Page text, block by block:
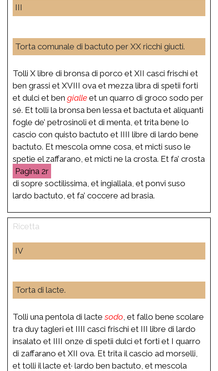
III
Torta comunale di bactuto per XX ricchi giucti.
Tolli X libre di bronsa di porco et XII casci frischi et
ben grassi et XVIII ova et mezza libra di spetii forti
et dulci et ben gialle et un quarro di groco sodo per
sé. Et tolli la bronsa ben lessa et bactuta et aliquanti
fogle de’ petrosinoli et di menta, et trita bene lo
cascio con quisto bactuto et IIII libre di lardo bene
bactuto. Et mescola omne cosa, et micti suso le
spetie el zaffarano, et micti ne la crosta. Et fa’ crosta
2r
di sopre soctilissima, et ingiallala, et ponvi suso
lardo bactuto, et fa’ coccere ad brasia.
IV
Torta di lacte.
Tolli una pentola di lactesodo , et fallo bene scolare
tra duy tagleri et IIII casci frischi et III libre di lardo
insalato et IIII onze di spetii dulci et forti et I quarro
di zaffarano et XII ova. Et trita il cascio ad morselli,
et tolli il lacte et· lardo ben bactuto, et mescola